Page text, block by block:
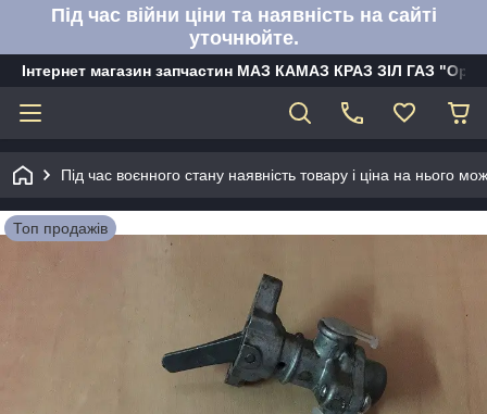
Під час війни ціни та наявність на сайті
уточнюйте.
Інтернет магазин запчастин МАЗ КАМАЗ КРАЗ ЗІЛ ГАЗ
Під час воєнного стану наявність товару і ціна на нього
Топ продажів